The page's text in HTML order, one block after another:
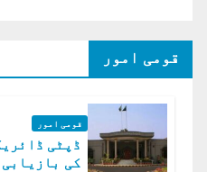
قومی امور
قومی امور
ڈپٹی
کی بازیابی 3 روز کی